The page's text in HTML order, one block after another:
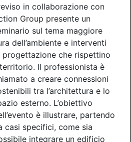
C. di Treviso
IN TERRA